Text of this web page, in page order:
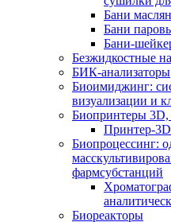
Бани
Бани
Бани-
Безжидкостные
БИК-анализаторы
Биоимиджинг:
визуализации и
Биопринтеры 3D,
Принтер-3D
Биопроцессинг:
фармсубстанций
Биореакторы